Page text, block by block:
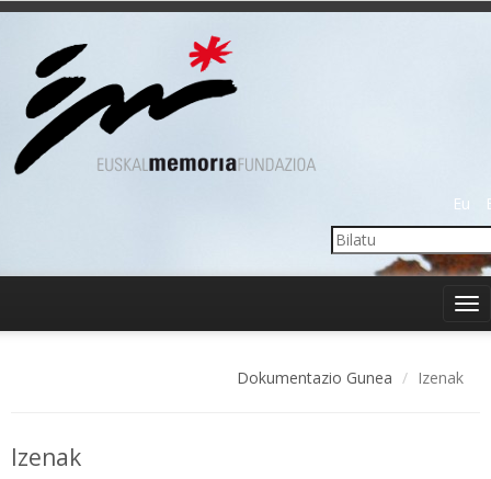
Eu
Dokumentazio Gunea Izenak
Izenak